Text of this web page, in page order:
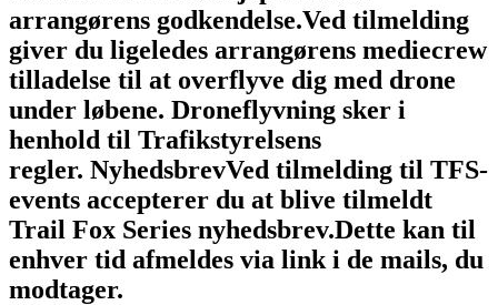
arrangørens godkendelse.Ved tilmelding
giver du ligeledes arrangørens mediecrew
tilladelse til at overflyve dig med drone
under løbene. Droneflyvning sker i
henhold til Trafikstyrelsens
regler. NyhedsbrevVed tilmelding til TFS-
events accepterer du at blive tilmeldt
Trail Fox Series nyhedsbrev.Dette kan til
enhver tid afmeldes via link i de mails, du
modtager.